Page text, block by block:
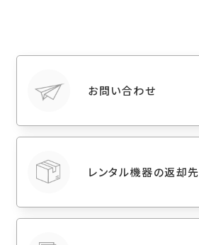
お問い合わせ
レンタル機器の返却先